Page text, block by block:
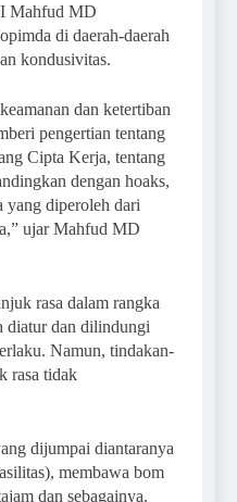
Mahfud MD
di daerah-daerah
kondusivitas.
dan ketertiban
pengertian tentang
Cipta Kerja, tentang
dengan hoaks,
yang diperoleh dari
ujar Mahfud MD
rasa dalam rangka
diatur dan dilindungi
Namun, tindakan-
rasa tidak
dijumpai diantaranya
membawa bom
dan sebagainya.